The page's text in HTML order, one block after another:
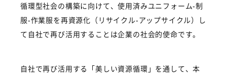
循環型社会の構築に向けて、使用済みユニフォーム-制
服-作業服を再資源化（リサイクル-アップサイクル）し
て自社で再び活用することは企業の社会的使命です。
自社で再び活用する「美しい資源循環」を通して、本